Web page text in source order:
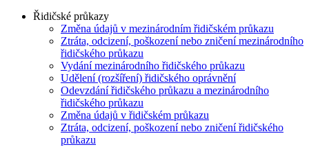
Řidičské průkazy
Změna údajů v mezinárodním řidičském průkazu
Ztráta, odcizení, poškození nebo zničení mezinárodního
řidičského průkazu
Vydání mezinárodního řidičského průkazu
Udělení (rozšíření) řidičského oprávnění
Odevzdání řidičského průkazu a mezinárodního
řidičského průkazu
Změna údajů v řidičském průkazu
Ztráta, odcizení, poškození nebo zničení řidičského
průkazu